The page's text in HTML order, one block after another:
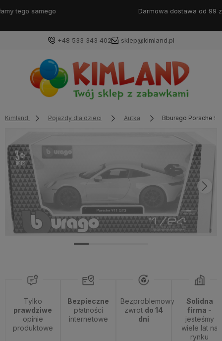
Darmowa dostawa od 99 zł!
+48 533 343 402 sklep@kimland.pl
Kimland Pojazdy dla dzieci Autka Bburago Porsche
Tylko
prawdziwe
opinie
produktowe
Bezpieczne
płatności
internetowe
Bezproblemowy
zwrot do 14
dni
Solidna
firma -
jesteśmy
wiele lat na
rynku